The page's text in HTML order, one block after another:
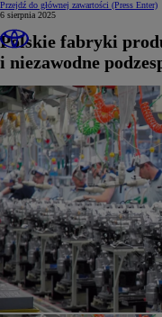
Przejdź do głównej zawartości (Press Enter)
6 sierpnia 2025
Polskie fabryki
i niezawodne